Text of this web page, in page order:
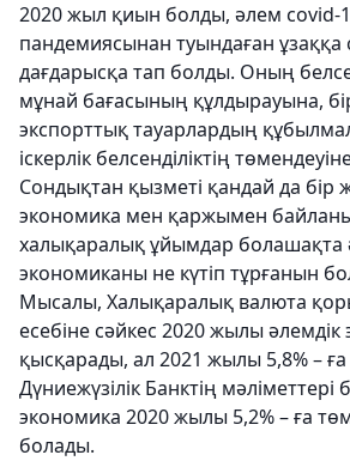
2020 жыл қиын болды, әлем covid-
пандемиясынан туындаған ұзаққа
дағдарысқа тап болды. Оның
мұнай бағасының құлдырауына,
экспорттық тауарлардың
іскерлік белсенділіктің
Сондықтан қызметі қандай да бір
экономика мен қаржымен
халықаралық ұйымдар болашақта
экономиканы не күтіп тұрғанын
Мысалы, Халықаралық валюта
есебіне сәйкес 2020 жылы әлемдік
қысқарады, ал 2021 жылы 5,8% – ға
Дүниежүзілік Банктің
экономика 2020 жылы 5,2% – ға
болады.